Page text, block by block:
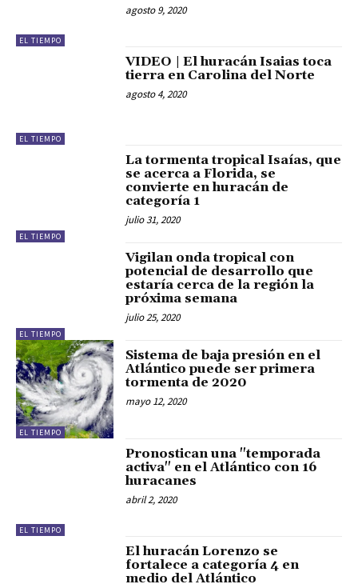
EL TIEMPO
agosto 9, 2020
EL TIEMPO
VIDEO | El huracán Isaias toca
tierra en Carolina del Norte
agosto 4, 2020
EL TIEMPO
La tormenta tropical Isaías, que
se acerca a Florida, se
convierte en huracán de
categoría 1
julio 31, 2020
EL TIEMPO
Vigilan onda tropical con
potencial de desarrollo que
estaría cerca de la región la
próxima semana
julio 25, 2020
EL TIEMPO
Sistema de baja presión en el
Atlántico puede ser primera
tormenta de 2020
mayo 12, 2020
EL TIEMPO
Pronostican una "temporada
activa" en el Atlántico con 16
huracanes
abril 2, 2020
El huracán Lorenzo se
fortalece a categoría 4 en
medio del Atlántico